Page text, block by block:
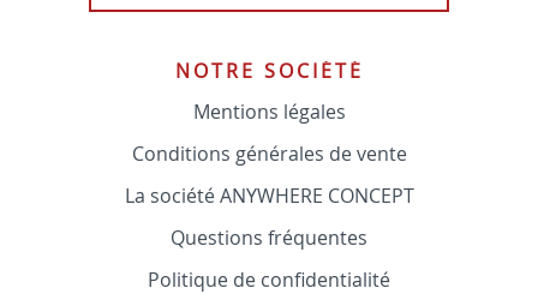
NOTRE SOCIÉTÉ
Mentions légales
Conditions générales de vente
La société ANYWHERE CONCEPT
Questions fréquentes
Politique de confidentialité